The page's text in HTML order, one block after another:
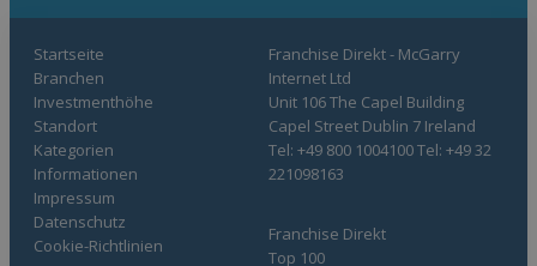
Startseite
Branchen
Investmenthöhe
Standort
Kategorien
Informationen
Franchise Direkt
Top 100
Impressum
Datenschutz
Cookie-Richtlinien
Franchise Direkt - McGarry
Internet Ltd
Unit 106 The Capel Building
Capel Street Dublin 7 Ireland
Tel: +49 800 1004100 Tel: +49 32
221098163